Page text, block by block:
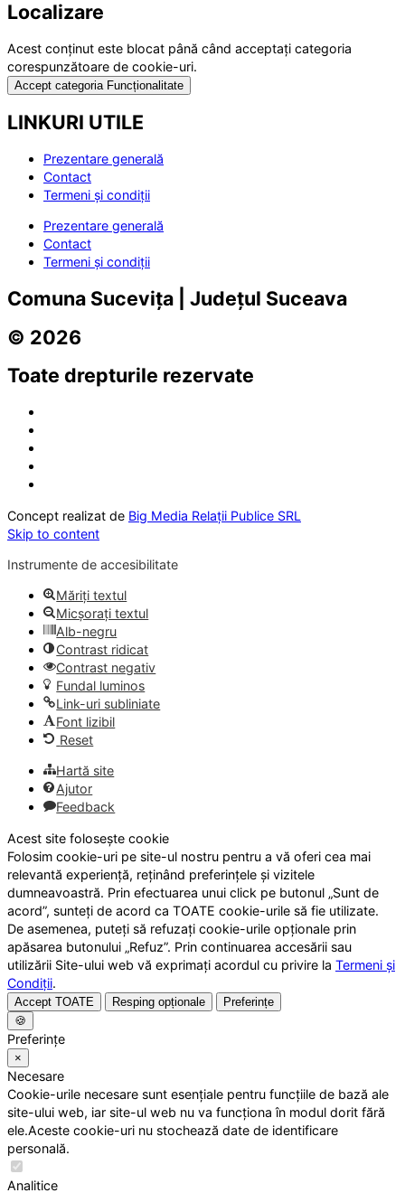
Localizare
Acest conținut este blocat până când acceptați categoria
corespunzătoare de cookie-uri.
Accept categoria Funcționalitate
LINKURI UTILE
Prezentare generală
Contact
Termeni și condiții
Prezentare generală
Contact
Termeni și condiții
Comuna Sucevița | Județul Suceava
© 2026
Toate drepturile rezervate
Concept realizat de Big Media Relații Publice SRL
Skip to content
Instrumente de accesibilitate
Măriți textul
Micșorați textul
Alb-negru
Contrast ridicat
Contrast negativ
Fundal luminos
Link-uri subliniate
Font lizibil
Reset
Hartă site
Ajutor
Feedback
Acest site folosește cookie
Folosim cookie-uri pe site-ul nostru pentru a vă oferi cea mai
relevantă experiență, reținând preferințele și vizitele
dumneavoastră. Prin efectuarea unui click pe butonul „Sunt de
acord”, sunteți de acord ca TOATE cookie-urile să fie utilizate.
De asemenea, puteți să refuzați cookie-urile opționale prin
apăsarea butonului „Refuz”. Prin continuarea accesării sau
utilizării Site-ului web vă exprimați acordul cu privire la Termeni și
Condiții.
Accept TOATE Resping opționale
Preferințe
🍪
Preferințe
×
Necesare
Cookie-urile necesare sunt esențiale pentru funcțiile de bază ale
site-ului web, iar site-ul web nu va funcționa în modul dorit fără
ele.Aceste cookie-uri nu stochează date de identificare
personală.
Analitice